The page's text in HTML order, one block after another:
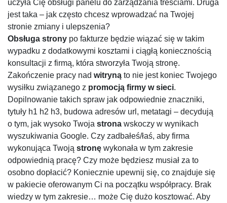
uczyła Cię obsługi panelu do zarządzania treściami. Druga
jest taka – jak często chcesz wprowadzać na Twojej
stronie zmiany i ulepszenia?
Obsługa strony po fakturze będzie wiązać się w takim
wypadku z dodatkowymi kosztami i ciągłą koniecznością
konsultacji z firmą, która stworzyła Twoją stronę.
Zakończenie pracy nad witryną to nie jest koniec Twojego
wysiłku związanego z promocją firmy w sieci.
Dopilnowanie takich spraw jak odpowiednie znaczniki,
tytuły h1 h2 h3, budowa adresów url, metatagi – decydują
o tym, jak wysoko Twoja strona wskoczy w wynikach
wyszukiwania Google. Czy zadbałeś/łaś, aby firma
wykonująca Twoją stronę wykonała w tym zakresie
odpowiednią pracę? Czy może będziesz musiał za to
osobno dopłacić? Koniecznie upewnij się, co znajduje się
w pakiecie oferowanym Ci na początku współpracy. Brak
wiedzy w tym zakresie… może Cię dużo kosztować. Aby